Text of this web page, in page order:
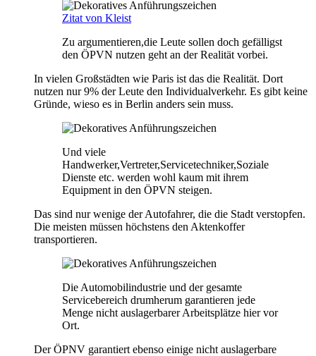
Zitat von Kleist
Zu argumentieren,die Leute sollen doch gefälligst
den ÖPVN nutzen geht an der Realität vorbei.
In vielen Großstädten wie Paris ist das die Realität. Dort
nutzen nur 9% der Leute den Individualverkehr. Es gibt keine
Gründe, wieso es in Berlin anders sein muss.
Und viele
Handwerker,Vertreter,Servicetechniker,Soziale
Dienste etc. werden wohl kaum mit ihrem
Equipment in den ÖPVN steigen.
Das sind nur wenige der Autofahrer, die die Stadt verstopfen.
Die meisten müssen höchstens den Aktenkoffer
transportieren.
Die Automobilindustrie und der gesamte
Servicebereich drumherum garantieren jede
Menge nicht auslagerbarer Arbeitsplätze hier vor
Ort.
Der ÖPNV garantiert ebenso einige nicht auslagerbare